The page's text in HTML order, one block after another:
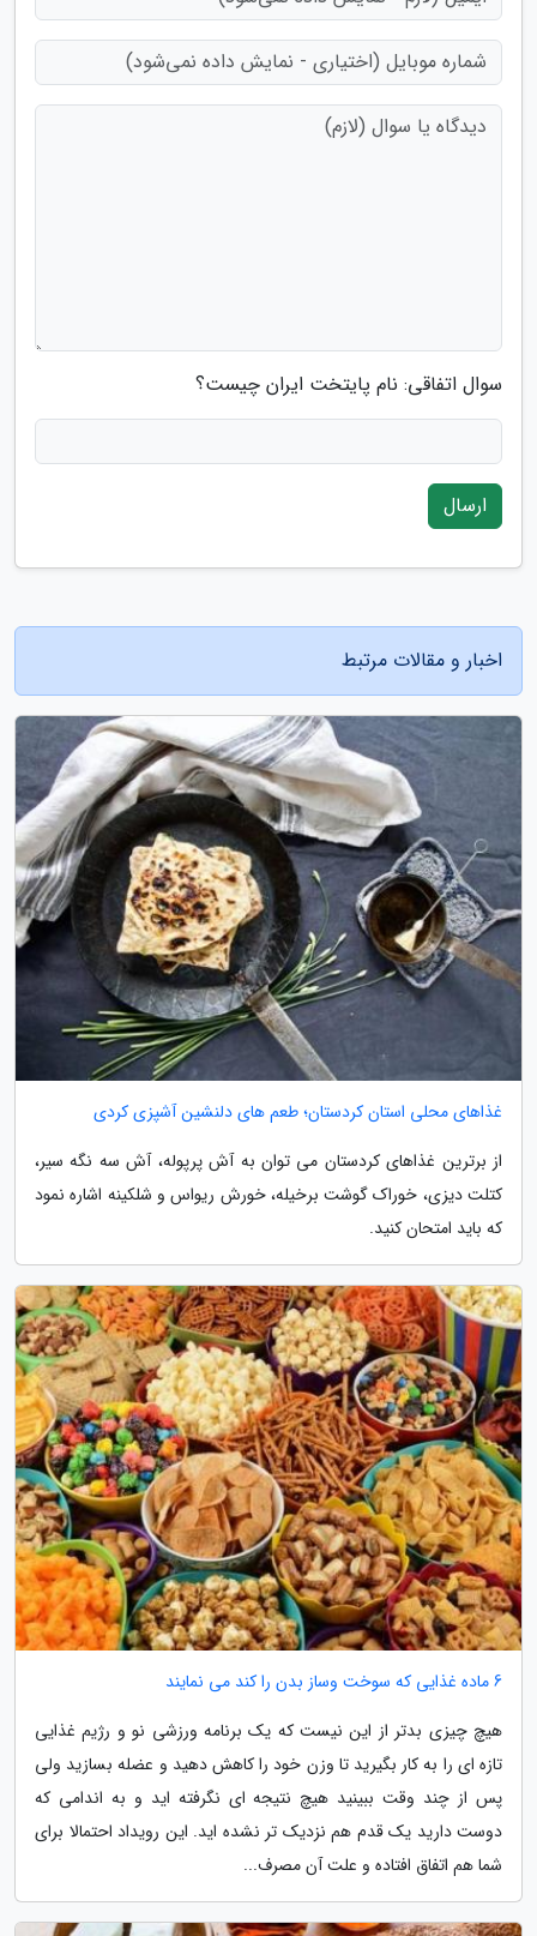
سوال اتفاقی: نام پایتخت ایران چیست؟
ارسال
اخبار و مقالات مرتبط
غذاهای محلی استان کردستان؛ طعم های دلنشین آشپزی کردی
از برترین غذاهای کردستان می توان به آش پرپوله، آش سه نگه سیر،
کتلت دیزی، خوراک گوشت برخیله، خورش ریواس و شلکینه اشاره نمود
که باید امتحان کنید.
6 ماده غذایی که سوخت وساز بدن را کند می نمایند
هیچ چیزی بدتر از این نیست که یک برنامه ورزشی نو و رژیم غذایی
تازه ای را به کار بگیرید تا وزن خود را کاهش دهید و عضله بسازید ولی
پس از چند وقت ببینید هیچ نتیجه ای نگرفته اید و به اندامی که
دوست دارید یک قدم هم نزدیک تر نشده اید. این رویداد احتمالا برای
شما هم اتفاق افتاده و علت آن مصرف...